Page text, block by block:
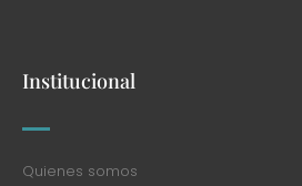
Institucional
Quienes somos